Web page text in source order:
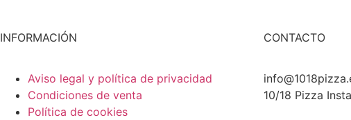
INFORMACIÓN
Aviso legal y política de privacidad
Condiciones de venta
Política de cookies
CONTACTO
10/18 Pizza